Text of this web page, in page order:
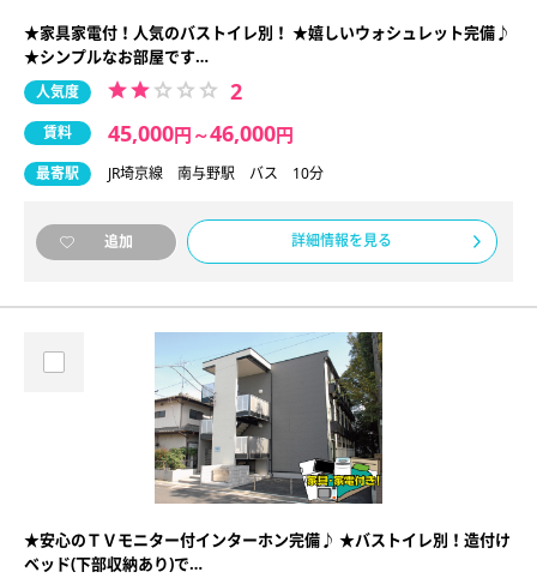
★家具家電付！人気のバストイレ別！ ★嬉しいウォシュレット完備♪
★シンプルなお部屋です…
人気度 2
賃料 45,000円 ～46,000円
最寄駅 JR埼京線 南与野駅 バス 10分
追加 詳細情報を見る
★安心のＴＶモニター付インターホン完備♪ ★バストイレ別！造付け
ベッド(下部収納あり)で…